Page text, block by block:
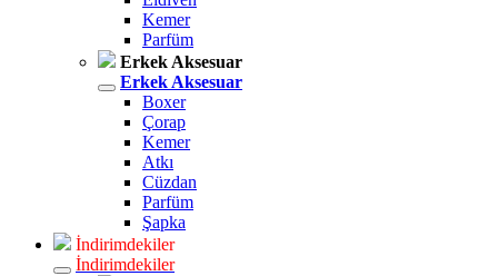
Kemer
Parfüm
Erkek Aksesuar
Erkek Aksesuar
Boxer
Çorap
Kemer
Atkı
Cüzdan
Parfüm
Şapka
İndirimdekiler
İndirimdekiler